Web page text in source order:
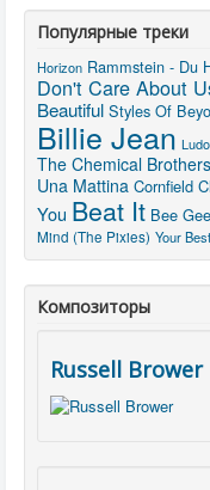
Популярные треки
Horizon Rammstein - Du
Don't Care About
Beautiful Styles Of
Billie Jean
The Chemical
Una Mattina Cornfield
You Beat It Bee
Mind (The Pixies) Your
Композиторы
Russell Brower